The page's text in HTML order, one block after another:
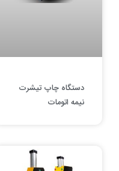
دستگاه چاپ تیشرت
نیمه اتومات